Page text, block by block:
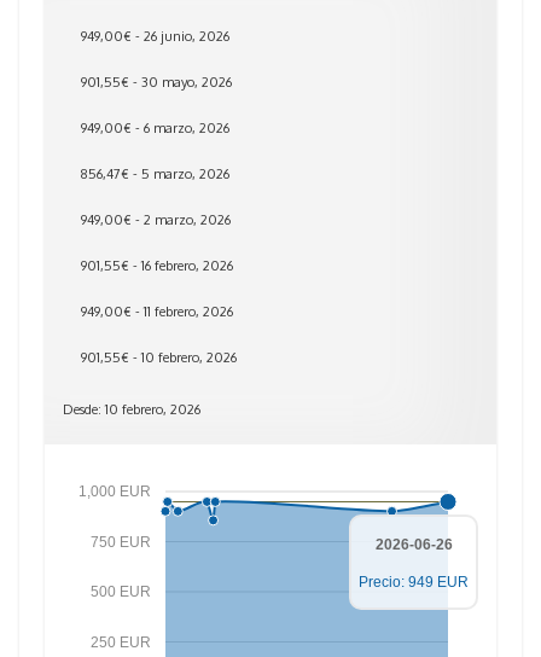
949,00€ - 26 junio, 2026
901,55€ - 30 mayo, 2026
949,00€ - 6 marzo, 2026
856,47€ - 5 marzo, 2026
949,00€ - 2 marzo, 2026
901,55€ - 16 febrero, 2026
949,00€ - 11 febrero, 2026
901,55€ - 10 febrero, 2026
Desde: 10 febrero, 2026
250 EUR
500 EUR
750 EUR
1,000 EUR
2026-06-26
Precio: 949 EUR